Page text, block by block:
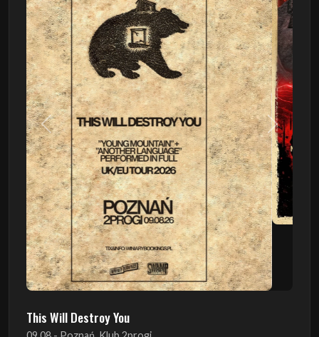
Poprzedni Następny
This Will Destroy You
09.08 - Poznań, Klub 2progi
Sound Of The Ages Festival
22.08 - Ćmielów, Zamek Ćmielów